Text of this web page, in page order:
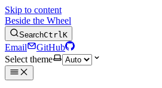
Skip to content
Beside the Wheel
SearchCtrlK
Email
GitHub
Select theme